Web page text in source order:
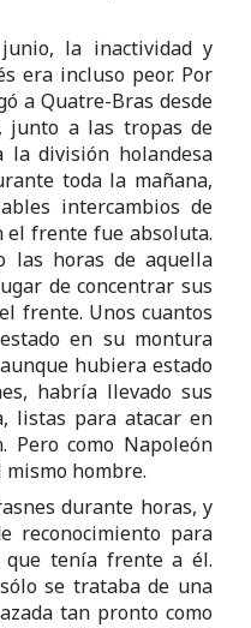
la inactividad y
era incluso peor. Por
a Quatre-Bras desde
junto a las tropas de
la división holandesa
toda la mañana,
intercambios de
frente fue absoluta.
las horas de aquella
de concentrar sus
frente. Unos cuantos
en su montura
hubiera estado
habría llevado sus
listas para atacar en
Pero como Napoleón
hombre.
durante horas, y
reconocimiento para
que tenía frente a él.
se trataba de una
tan pronto como